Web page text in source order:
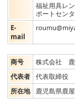
福祉用具レ
ポートセン
E-
mail
商号
株式会社 鹿
代表者
代表取締
所在地
鹿児島県鹿